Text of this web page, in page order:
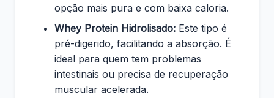
opção mais pura e com baixa caloria.
Whey Protein Hidrolisado: Este tipo é
pré-digerido, facilitando a absorção. É
ideal para quem tem problemas
intestinais ou precisa de recuperação
muscular acelerada.